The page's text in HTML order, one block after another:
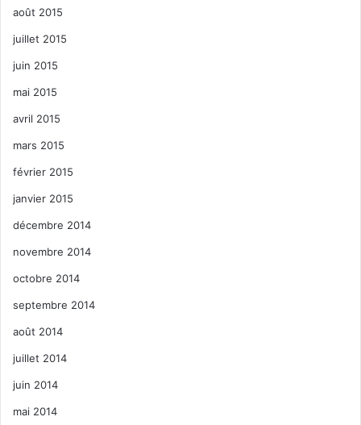
août 2015
juillet 2015
juin 2015
mai 2015
avril 2015
mars 2015
février 2015
janvier 2015
décembre 2014
novembre 2014
octobre 2014
septembre 2014
août 2014
juillet 2014
juin 2014
mai 2014